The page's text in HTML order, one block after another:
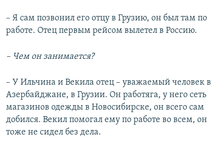
– Я сам позвонил его отцу в Грузию, он был там по
работе. Отец первым рейсом вылетел в Россию.
– Чем он занимается?
– У Ильчина и Векила отец – уважаемый человек в
Азербайджане, в Грузии. Он работяга, у него сеть
магазинов одежды в Новосибирске, он всего сам
добился. Векил помогал ему по работе во всем, он
тоже не сидел без дела.